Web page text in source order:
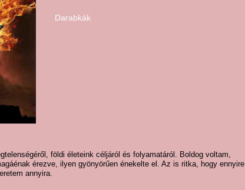
Darabkák
földi életeink céljáról és folyamatáról. Boldog voltam,
érezve, ilyen gyönyörűen énekelte el. Az is ritka, hogy ennyire
annyira.